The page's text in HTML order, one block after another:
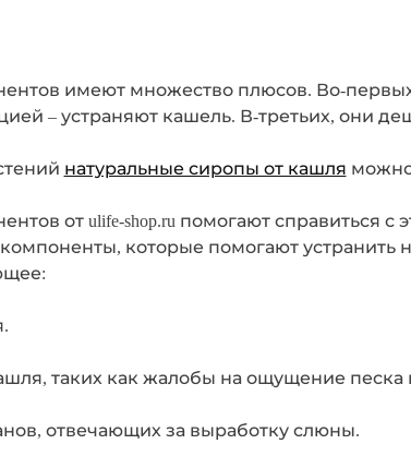
имеют множество плюсов. Во-
– устраняют кашель. В-третьих, они
натуральные сиропы от кашля можно
от ulife-shop.ru помогают справиться
которые помогают
таких как жалобы на ощущение песка
отвечающих за выработку слюны.